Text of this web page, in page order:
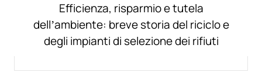
Efficienza, risparmio e tutela
dell’ambiente: breve storia del riciclo e
degli impianti di selezione dei rifiuti